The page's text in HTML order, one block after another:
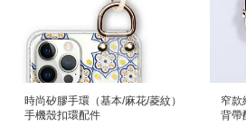
時尚矽膠手環（基本/麻花/菱紋）
手機殼扣環配件
窄款
背帶